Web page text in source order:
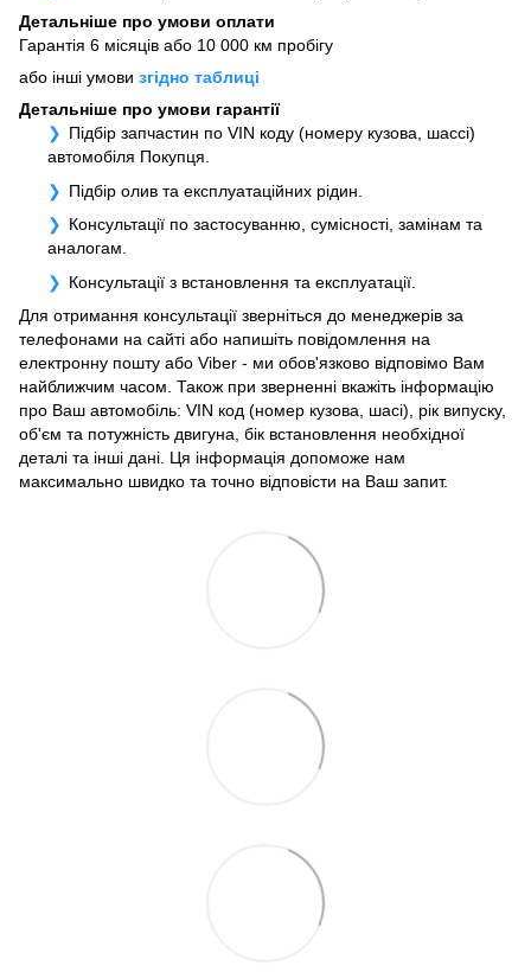
Детальніше про умови оплати
Гарантія 6 місяців або 10 000 км пробігу
або інші умови згідно таблиці
Детальніше про умови гарантії
Підбір запчастин по VIN коду (номеру кузова, шассі)
автомобіля Покупця.
Підбір олив та експлуатаційних рідин.
Консультації по застосуванню, сумісності, замінам та
аналогам.
Консультації з встановлення та експлуатації.
Для отримання консультації зверніться до менеджерів за
телефонами на сайті або напишіть повідомлення на
електронну пошту або Viber - ми обов'язково відповімо Вам
найближчим часом. Також при зверненні вкажіть інформацію
про Ваш автомобіль: VIN код (номер кузова, шасі), рік випуску,
об'єм та потужність двигуна, бік встановлення необхідної
деталі та інші дані. Ця інформація допоможе нам
максимально швидко та точно відповісти на Ваш запит.